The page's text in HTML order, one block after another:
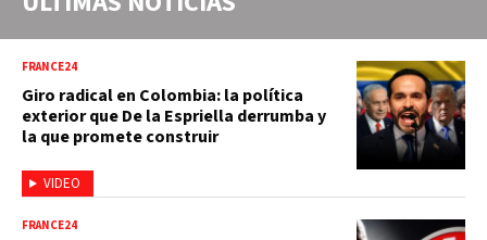
VIDEO
FRANCE24
Giro radical en Colombia: la política
exterior que De la Espriella derrumba y
la que promete construir
FRANCE24